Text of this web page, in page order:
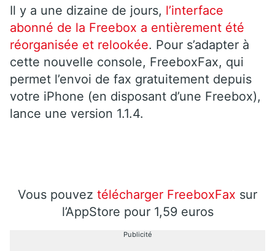
Il y a une dizaine de jours, l’interface
abonné de la Freebox a entièrement été
réorganisée et relookée. Pour s’adapter à
cette nouvelle console, FreeboxFax, qui
permet l’envoi de fax gratuitement depuis
votre iPhone (en disposant d’une Freebox),
lance une version 1.1.4.
Vous pouvez télécharger FreeboxFax sur
l’AppStore pour 1,59 euros
Publicité